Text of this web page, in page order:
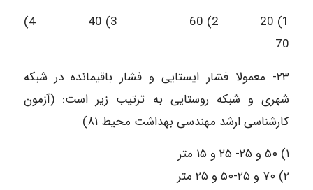
1) 20 2) 60 3) 40 4)
70
۲۳- معمولا فشار ایستایی و فشار باقیمانده در شبکه
شهری و شبکه روستایی به ترتیب زیر است: (آزمون
کارشناسی ارشد مهندسی بهداشت محیط ۸۱)
۱) ۵۰ و ۲۵- ۲۵ و ۱۵ متر
۲) ۷۰ و ۲۵-۵۰ و ۲۵ متر